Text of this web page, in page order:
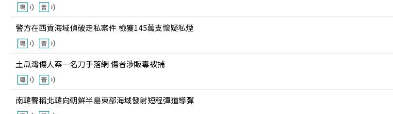
警方在西貢海域偵破走私案件 檢獲145萬支懷疑私煙
土瓜灣傷人案一名刀手落網 傷者涉販毒被捕
南韓聲稱北韓向朝鮮半島東部海域發射短程彈道導彈